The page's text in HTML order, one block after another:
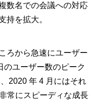
数名での会議への対応
持を拡大。
ろから急速にユーザー
のユーザー数のピーク
2020 年 4 月にはそれ
常にスピーディな成長